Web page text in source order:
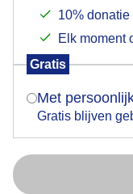
10%
Elk moment
Gratis
Met
Gratis blijven
stapelwolken
Door: ben Saanen
verschijnt er zo
Is
Nu